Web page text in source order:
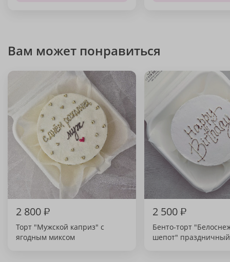
Вам может понравиться
2 800₽
Торт "Мужской каприз" с
ягодным миксом
2 500₽
Бенто-торт
шепот" праздничный